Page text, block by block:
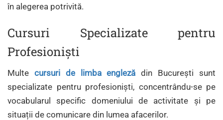
în alegerea potrivită.
Cursuri Specializate pentru
Profesioniști
Multe cursuri de limba engleză din București sunt
specializate pentru profesioniști, concentrându-se pe
vocabularul specific domeniului de activitate și pe
situații de comunicare din lumea afacerilor.